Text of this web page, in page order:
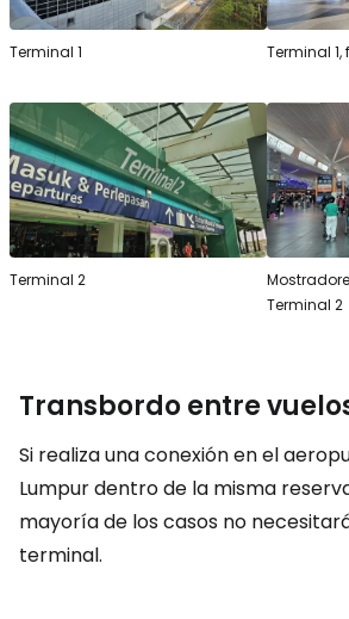
Terminal 1 Terminal
Terminal 2
Terminal 2
Transbordo entre
Si realiza una conexión en el
Lumpur dentro de la misma
mayoría de los casos no
terminal.